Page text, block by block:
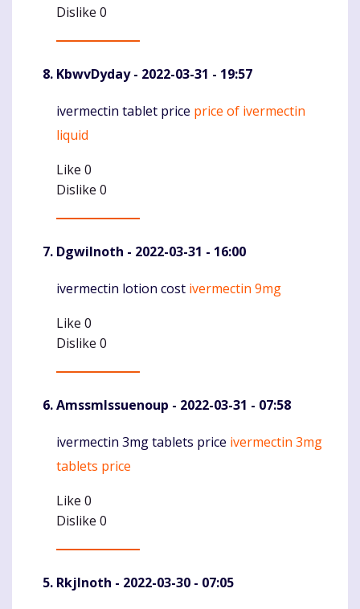
Dislike 0
KbwvDyday- 2022-03-31 - 19:57
Komentaras
ivermectin tablet price price of ivermectin
liquid
Like 0
Dislike 0
DgwiInoth - 2022-03-31 - 16:00
Komentaras
ivermectin lotion cost ivermectin 9mg
Like 0
Dislike 0
AmssmIssuenoup - 2022-03-31 - 07:58
Komentaras
ivermectin 3mg tablets price ivermectin 3mg
tablets price
Like 0
Dislike 0
RkjInoth - 2022-03-30 - 07:05